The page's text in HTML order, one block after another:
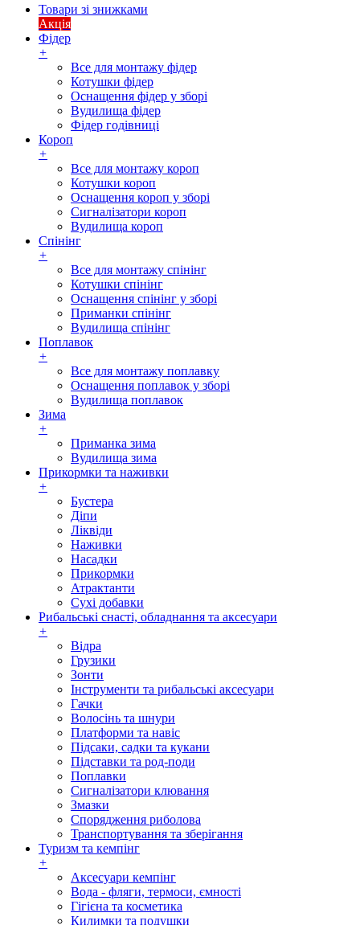
Товари зі знижками
Акція
Фідер
+
Все для монтажу фідер
Котушки фідер
Оснащення фідер у зборі
Вудилища фідер
Фідер годівниці
Короп
+
Все для монтажу короп
Котушки короп
Оснащення короп у зборі
Сигналізатори короп
Вудилища короп
Спінінг
+
Все для монтажу спінінг
Котушки спінінг
Оснащення спінінг у зборі
Приманки спінінг
Вудилища спінінг
Поплавок
+
Все для монтажу поплавку
Оснащення поплавок у зборі
Вудилища поплавок
Зима
+
Приманка зима
Вудилища зима
Прикормки та наживки
+
Бустера
Діпи
Ліквіди
Наживки
Насадки
Прикормки
Атрактанти
Сухі добавки
Рибальські снасті, обладнання та аксесуари
+
Відра
Грузики
Зонти
Інструменти та рибальські аксесуари
Гачки
Волосінь та шнури
Платформи та навіс
Підсаки, садки та кукани
Підставки та род-поди
Поплавки
Сигналізатори клювання
Змазки
Спорядження риболова
Транспортування та зберігання
Туризм та кемпінг
+
Аксесуари кемпінг
Вода - фляги, термоси, ємності
Гігієна та косметика
Килимки та подушки